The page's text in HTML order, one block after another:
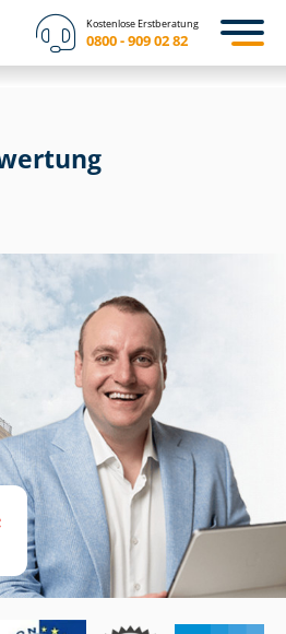
Kostenlose Erstberatung
0800 - 909 02 82